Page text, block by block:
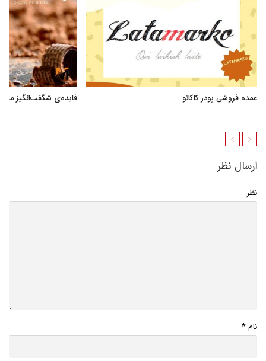
عمده فروشی پودر کاکائو فایده‌ی شگفت‌انگیز
ارسال نظر
نظر
نام*